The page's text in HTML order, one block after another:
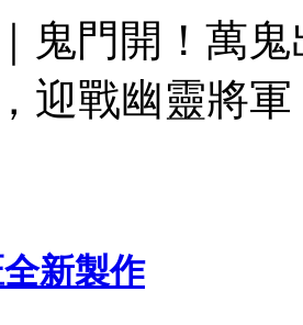
鬼門開！萬
迎戰幽靈將
新製作